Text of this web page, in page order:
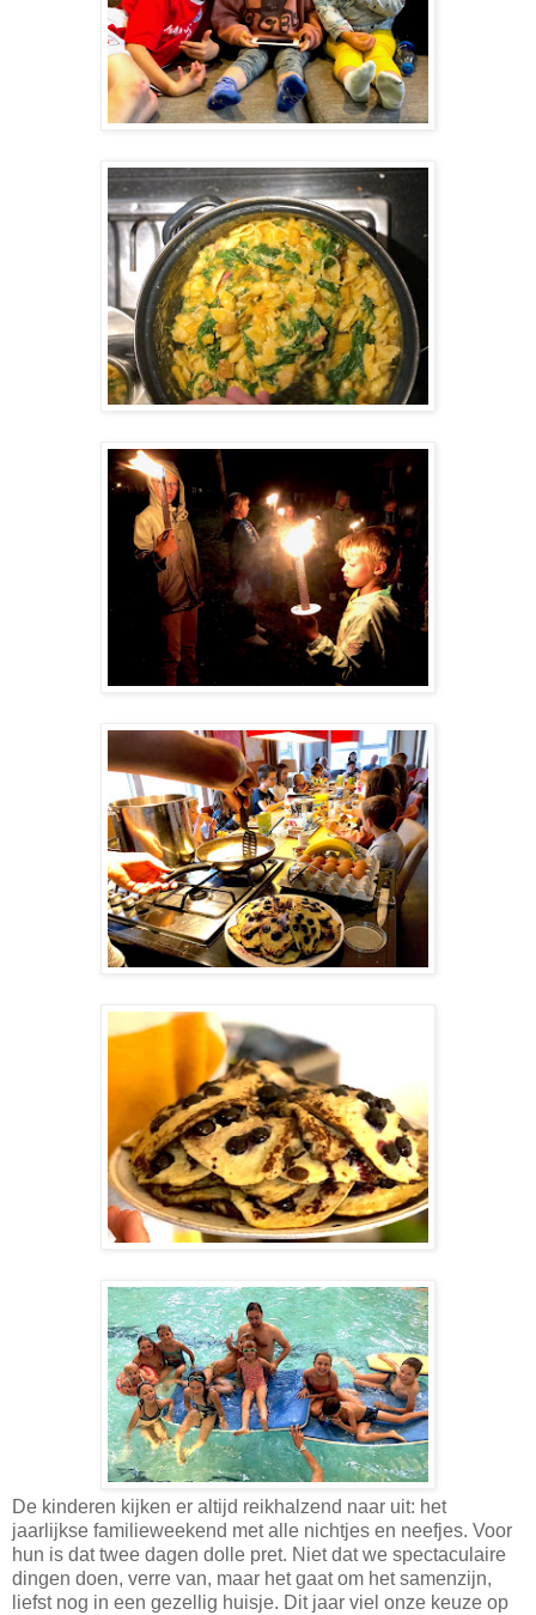
De kinderen kijken er altijd reikhalzend naar uit: het
jaarlijkse familieweekend met alle nichtjes en neefjes. Voor
hun is dat twee dagen dolle pret. Niet dat we spectaculaire
dingen doen, verre van, maar het gaat om het samenzijn,
liefst nog in een gezellig huisje. Dit jaar viel onze keuze op